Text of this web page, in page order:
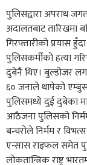
पुलिसद्वारा अपराध
अदालतबाट तारिखमा
गिरफ्तारीको प्रयास
पुलिसकर्मीको हत्या
दुबेनै थिए। बुल्डोजर
६० जनाले थापेको
पुलिसमध्ये दुई दुबेका
आठैजना पुलिसको
बन्चरोले निर्मम र
एन्सास राइफल समेत
लोकतान्त्रिक राष्ट्र